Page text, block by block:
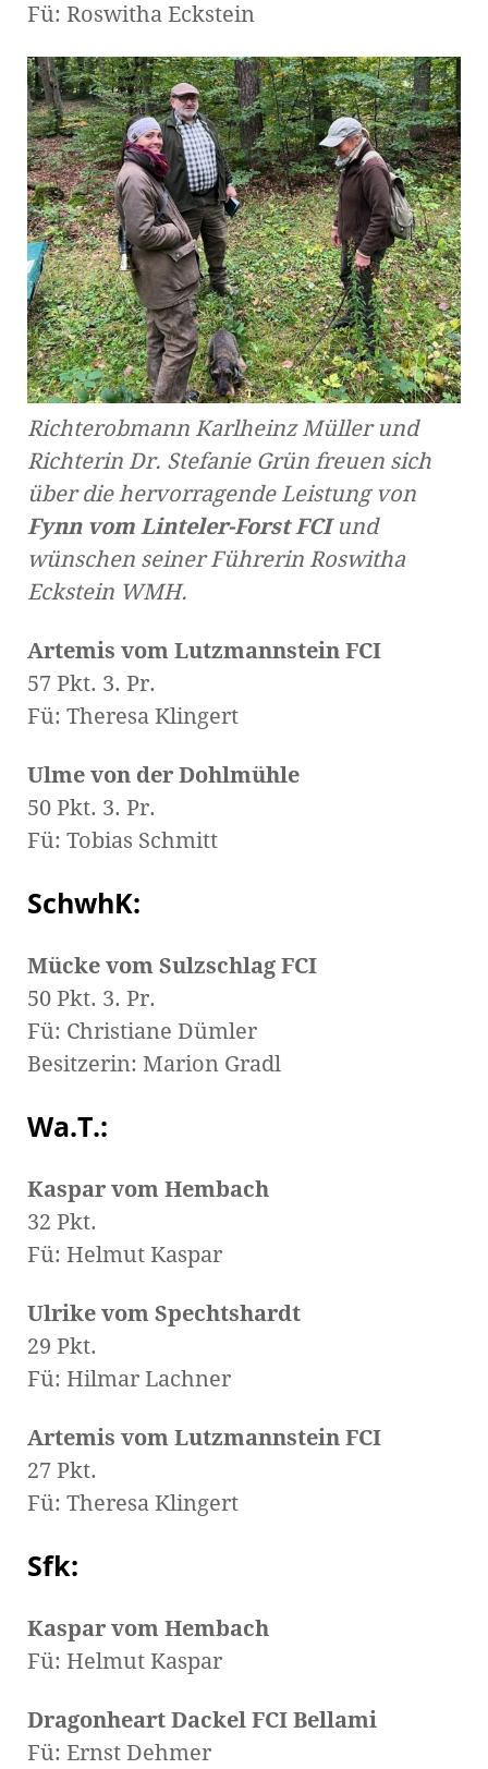
Fü: Roswitha Eckstein
Richterobmann Karlheinz Müller und
Richterin Dr. Stefanie Grün freuen sich
über die hervorragende Leistung von
Fynn vom Linteler-Forst FCIund
wünschen seiner Führerin Roswitha
Eckstein WMH.
Artemis vom Lutzmannstein FCI
57 Pkt. 3. Pr.
Fü: Theresa Klingert
Ulme von der Dohlmühle
50 Pkt. 3. Pr.
Fü: Tobias Schmitt
SchwhK:
Mücke vom Sulzschlag FCI
50 Pkt. 3. Pr.
Fü: Christiane Dümler
Besitzerin: Marion Gradl
Wa.T.:
Kaspar vom Hembach
32 Pkt.
Fü: Helmut Kaspar
Ulrike vom Spechtshardt
29 Pkt.
Fü: Hilmar Lachner
Artemis vom Lutzmannstein FCI
27 Pkt.
Fü: Theresa Klingert
Sfk:
Kaspar vom Hembach
Fü: Helmut Kaspar
Dragonheart Dackel FCI Bellami
Fü: Ernst Dehmer